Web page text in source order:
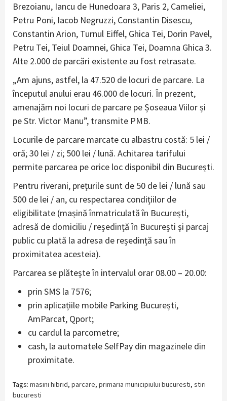
Brezoianu, Iancu de Hunedoara 3, Paris 2, Cameliei,
Petru Poni, Iacob Negruzzi, Constantin Disescu,
Constantin Arion, Turnul Eiffel, Ghica Tei, Dorin Pavel,
Petru Tei, Teiul Doamnei, Ghica Tei, Doamna Ghica 3.
Alte 2.000 de parcări existente au fost retrasate.
„Am ajuns, astfel, la 47.520 de locuri de parcare. La
începutul anului erau 46.000 de locuri. În prezent,
amenajăm noi locuri de parcare pe Șoseaua Viilor și
pe Str. Victor Manu”, transmite PMB.
Locurile de parcare marcate cu albastru costă: 5 lei /
oră; 30 lei / zi; 500 lei / lună. Achitarea tarifului
permite parcarea pe orice loc disponibil din București.
Pentru riverani, prețurile sunt de 50 de lei / lună sau
500 de lei / an, cu respectarea condițiilor de
eligibilitate (mașină înmatriculată în București,
adresă de domiciliu / reședință în București și parcaj
public cu plată la adresa de reședință sau în
proximitatea acesteia).
Parcarea se plătește în intervalul orar 08.00 – 20.00:
prin SMS la 7576;
prin aplicațiile mobile Parking București,
AmParcat, Qport;
cu cardul la parcometre;
cash, la automatele SelfPay din magazinele din
proximitate.
Tags: masini hibrid, parcare, primaria municipiului bucuresti, stiri
bucuresti